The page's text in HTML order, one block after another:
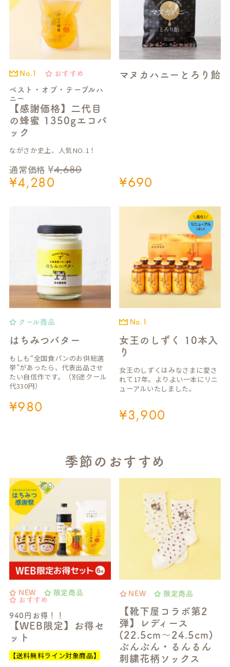
ベスト・オブ・テーブルハ
ニー
【感謝価格】二代目
の蜂蜜 1350gエコパ
ック
No.1 おすすめ
通常価格 ¥4,680
¥4,280
ながさか史上、人気NO.1！
マヌカハニーとろり飴
¥690
はちみつバター
クール商品
¥980
もしも“全国食パンのお供総選
挙”があったら、代表出品させ
たい自信作です。（別途クール
代330円）
女王のしずく 10本入
り
No.1
¥3,900
女王のしずくはみなさまに愛さ
れて17年。よりよい一本にリニ
ューアルいたしました。
季節のおすすめ
940円お得！！
【WEB限定】お得セ
ット
NEW
限定商品
おすすめ
【送料無料ライン対象商品】
【靴下屋コラボ第2
弾】レディース
(22.5cm～24.5cm)
ぶんぶん・るんるん
刺繍花柄ソックス
NEW 限定商品